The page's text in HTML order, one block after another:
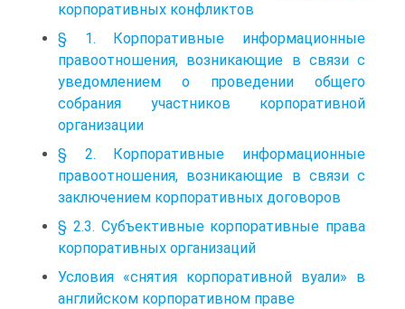
корпоративных конфликтов
§ 1. Корпоративные информационные
правоотношения, возникающие в связи с
уведомлением о проведении общего
собрания участников корпоративной
организации
§ 2. Корпоративные информационные
правоотношения, возникающие в связи с
заключением корпоративных договоров
§ 2.3. Субъективные корпоративные права
корпоративных организаций
Условия «снятия корпоративной вуали» в
английском корпоративном праве